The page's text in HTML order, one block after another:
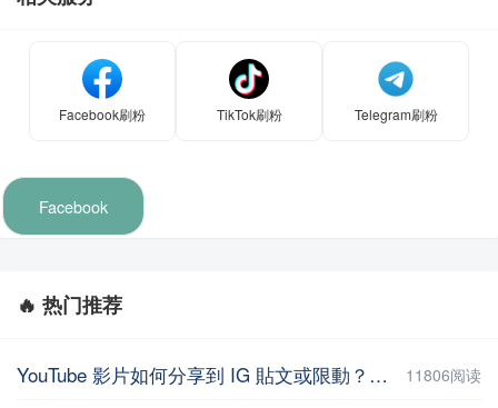
Facebook刷粉 TikTok刷粉 Telegram刷粉
Facebook
🔥 热门推荐
YouTube 影片如何分享到 IG 貼文或限動？教你用這招【Facebook教程】 11806阅读